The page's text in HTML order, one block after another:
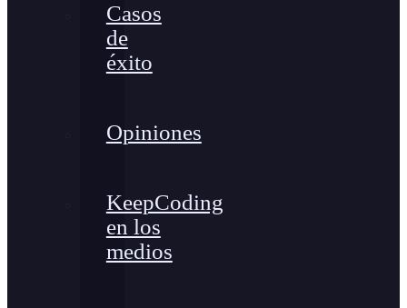
Casos
de
éxito
Opiniones
KeepCoding
en los
medios